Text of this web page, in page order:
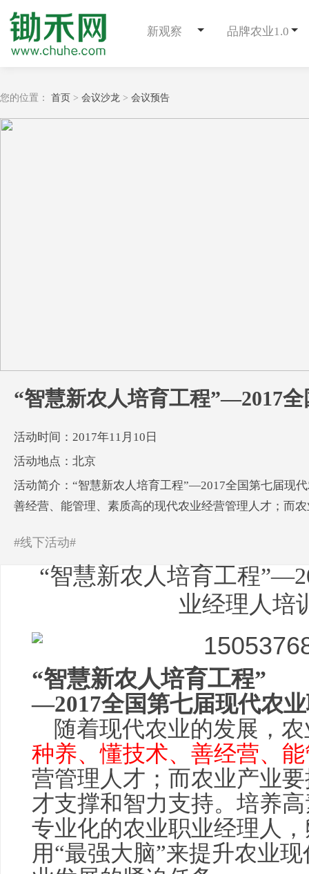
新观察 品牌农业1.0
您的位置： 首页 > 会议沙龙 > 会议预告
“智慧新农人培育工程”—2017
活动时间：2017年11月10日
活动地点：北京
活动简介：“智慧新农人培育工程”—2017全国第七届现
善经营、能管理、素质高的现代农业经营管理人才；而
#线下活动#
“智慧新农人培育工程
业经理人培
“智慧新农人培育工程”
—2017全国第七届现代农
随着现代农业的发展，
种养、懂技术、善经营、
营管理人才；而农业产业
才支撑和智力支持。培养
专业化的农业职业经理人
用“最强大脑”来提升农业